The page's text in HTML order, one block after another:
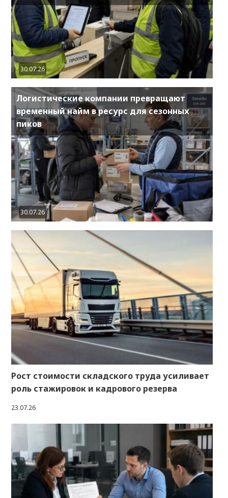
30.07.26
Логистические компании превращают
временный найм в ресурс для сезонных
пиков
30.07.26
Рост стоимости складского труда усиливает
роль стажировок и кадрового резерва
23.07.26